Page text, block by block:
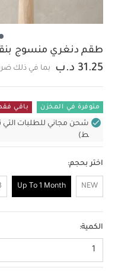
طقم دنغري منسوج
31.25 د.ب بما في ذلك
متوفرة في المخزن باقي فقط 3 في
ط)
اختر بحجم:
NEW
Up To 1 Month
الكمية:
1